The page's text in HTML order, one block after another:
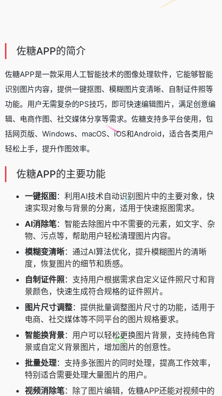
佐糖APP的简介
佐糖APP是一款采用人工智能技术的图像处理软件，它能够智能
识别图片内容，提供一键抠图、模糊图片变清晰、自制证件照等
功能。用户无需复杂的PS技巧，即可快速编辑图片，满足创意编
辑、电商作图、社交媒体分享等需求。佐糖支持多平台使用，包
括网页版、Windows、macOS、iOS和Android，适合各类用户
轻松上手，提升作图效率。
佐糖APP的主要功能
一键抠图 ：利用AI技术自动识别图片中的主要对象，快
速实现对象与背景的分离，适用于快速抠图需求。
AI消除笔：智能去除图片中不需要的元素，如文字、杂
物、污点等，帮助用户轻松清理图片内容。
模糊变清晰：通过AI算法优化，提升模糊图片的清晰
度，恢复图片的细节和质感。
自制证件照：支持用户根据需求自定义证件照尺寸和背
景颜色，快速生成符合规格的证件照片。
图片尺寸调整：提供批量调整图片尺寸的功能，适用于
电商、社交媒体等不同平台的图片规格要求。
智能换背景：用户可以轻松更换图片背景，支持纯色背
景或自定义背景图片，增加图片的创意性。
批量处理：支持多张图片的同时处理，提高工作效率，
特别适合需要处理大量图片的用户。
视频消除笔：除了图片编辑，佐糖APP还能对视频中的